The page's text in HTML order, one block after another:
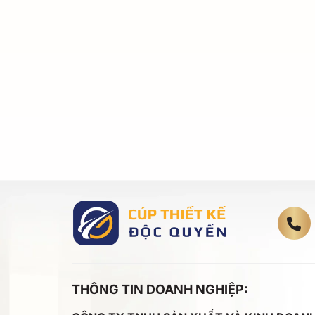
THÔNG TIN DOANH NGHIỆP: